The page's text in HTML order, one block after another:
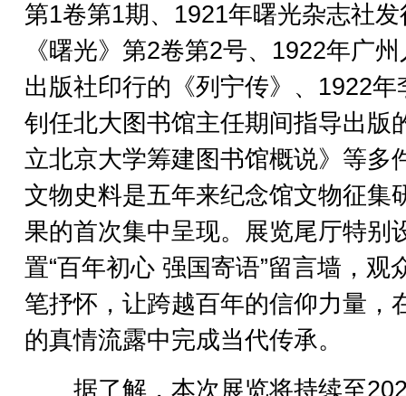
第1卷第1期、1921年曙光杂志社发
《曙光》第2卷第2号、1922年广
出版社印行的《列宁传》、1922年
钊任北大图书馆主任期间指导出版
立北京大学筹建图书馆概说》等多
文物史料是五年来纪念馆文物征集
果的首次集中呈现。展览尾厅特别
置“百年初心 强国寄语”留言墙，观
笔抒怀，让跨越百年的信仰力量，
的真情流露中完成当代传承。
据了解，本次展览将持续至